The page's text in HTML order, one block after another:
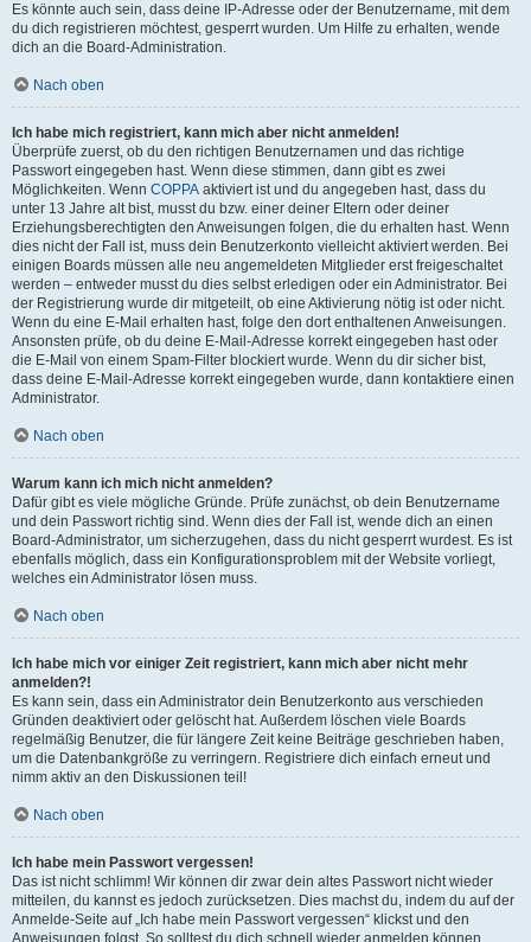
Es könnte auch sein, dass deine IP-Adresse oder der Benutzername, mit dem
du dich registrieren möchtest, gesperrt wurden. Um Hilfe zu erhalten, wende
dich an die Board-Administration.
Nach oben
Ich habe mich registriert, kann mich aber nicht anmelden!
Überprüfe zuerst, ob du den richtigen Benutzernamen und das richtige
Passwort eingegeben hast. Wenn diese stimmen, dann gibt es zwei
Möglichkeiten. Wenn COPPA aktiviert ist und du angegeben hast, dass du
unter 13 Jahre alt bist, musst du bzw. einer deiner Eltern oder deiner
Erziehungsberechtigten den Anweisungen folgen, die du erhalten hast. Wenn
dies nicht der Fall ist, muss dein Benutzerkonto vielleicht aktiviert werden. Bei
einigen Boards müssen alle neu angemeldeten Mitglieder erst freigeschaltet
werden – entweder musst du dies selbst erledigen oder ein Administrator. Bei
der Registrierung wurde dir mitgeteilt, ob eine Aktivierung nötig ist oder nicht.
Wenn du eine E-Mail erhalten hast, folge den dort enthaltenen Anweisungen.
Ansonsten prüfe, ob du deine E-Mail-Adresse korrekt eingegeben hast oder
die E-Mail von einem Spam-Filter blockiert wurde. Wenn du dir sicher bist,
dass deine E-Mail-Adresse korrekt eingegeben wurde, dann kontaktiere einen
Administrator.
Nach oben
Warum kann ich mich nicht anmelden?
Dafür gibt es viele mögliche Gründe. Prüfe zunächst, ob dein Benutzername
und dein Passwort richtig sind. Wenn dies der Fall ist, wende dich an einen
Board-Administrator, um sicherzugehen, dass du nicht gesperrt wurdest. Es ist
ebenfalls möglich, dass ein Konfigurationsproblem mit der Website vorliegt,
welches ein Administrator lösen muss.
Nach oben
Ich habe mich vor einiger Zeit registriert, kann mich aber nicht mehr
anmelden?!
Es kann sein, dass ein Administrator dein Benutzerkonto aus verschieden
Gründen deaktiviert oder gelöscht hat. Außerdem löschen viele Boards
regelmäßig Benutzer, die für längere Zeit keine Beiträge geschrieben haben,
um die Datenbankgröße zu verringern. Registriere dich einfach erneut und
nimm aktiv an den Diskussionen teil!
Nach oben
Ich habe mein Passwort vergessen!
Das ist nicht schlimm! Wir können dir zwar dein altes Passwort nicht wieder
mitteilen, du kannst es jedoch zurücksetzen. Dies machst du, indem du auf der
Anmelde-Seite auf „Ich habe mein Passwort vergessen“ klickst und den
Anweisungen folgst. So solltest du dich schnell wieder anmelden können.